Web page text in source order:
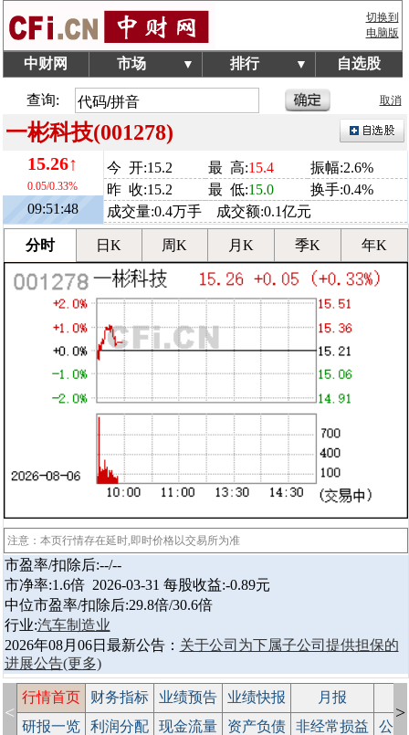
切换到
电脑版
中财网 市场 ▼ 排行 ▼ 自选股
查询: 取消
一彬科技(001278)
15.26↑
0.05/0.33%
09:51:48
今 开:15.2 最 高:15.4
振幅:2.6%
昨 收:15.2
最 低:15.0
换手:0.4%
成交量:0.4万手 成交额:0.1亿元
分时 日K 周K 月K 季K 年K
注意：本页行情存在延时,即时价格以交易所为准
市盈率/扣除后:--/--
市净率:1.6倍 2026-03-31 每股收益:-0.89元
中位市盈率/扣除后:29.8倍/30.6倍
行业:汽车制造业
2026年08月06日最新公告： 关于公司为下属子公司提供担保的
进展公告(更多)
<
行情首页 财务指标 业绩预告 业绩快报 月报
研报一览
利润分配 现金流量 资产负债 非经常损益 公
>